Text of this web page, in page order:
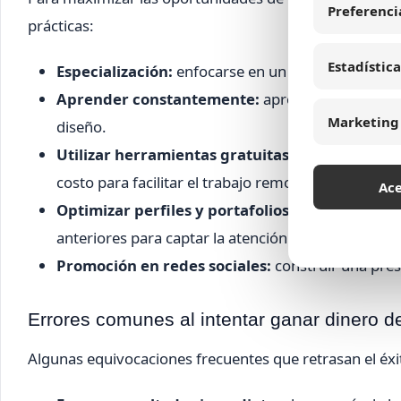
prácticas:
Especialización: enfocarse en un área específica
Aprender constantemente: aprovechar
diseño.
Utilizar herramientas gratuitas:
costo para facilitar el trabajo remoto.
Optimizar perfiles y portafolios:
en
anteriores para captar la atención de los
Promoción en redes sociales: construir una
Errores comunes al intentar ganar dinero
Algunas equivocaciones frecuentes que retrasan el
Marketing